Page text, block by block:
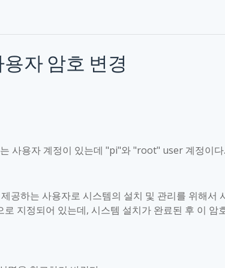
자 암호 변경
사용자 계정이 있는데 "pi"와"root" user 계정이다.
공하는 사용자로 시스템의 설치 및 관리를 위해서
로 지정되어 있는데, 시스템 설치가 완료된 후 이 암